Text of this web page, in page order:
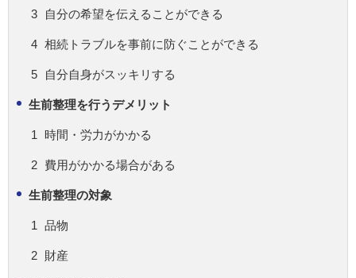
自分の希望を伝えることができる
相続トラブルを事前に防ぐことができる
自分自身がスッキリする
生前整理を行うデメリット
時間・労力がかかる
費用がかかる場合がある
生前整理の対象
品物
財産